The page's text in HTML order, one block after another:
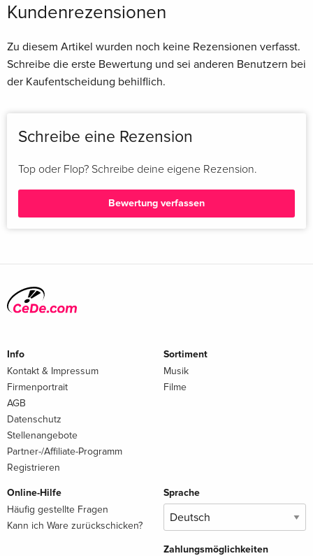
Kundenrezensionen
Zu diesem Artikel wurden noch keine Rezensionen verfasst.
Schreibe die erste Bewertung und sei anderen Benutzern bei
der Kaufentscheidung behilflich.
Schreibe eine Rezension
Top oder Flop? Schreibe deine eigene Rezension.
Bewertung verfassen
Info
Kontakt & Impressum
Firmenportrait
AGB
Datenschutz
Stellenangebote
Partner-/Affiliate-Programm
Registrieren
Sortiment
Musik
Filme
Online-Hilfe
Häufig gestellte Fragen
Kann ich Ware zurückschicken?
Sprache
Zahlungsmöglichkeiten